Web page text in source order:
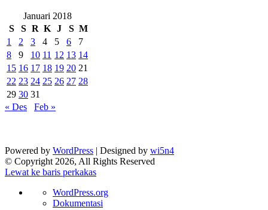
Januari 2018
S
S R K J S M
1
2 3 4 5 6
7
8
9 10 11 12 13 14
15 16 17 18 19 20 21
22 23 24 25 26 27 28
29 30 31
« Des
Feb »
Powered by WordPress | Designed by wi5n4
© Copyright 2026, All Rights Reserved
Lewat ke baris perkakas
Tentang
WordPress
WordPress.org
Dokumentasi